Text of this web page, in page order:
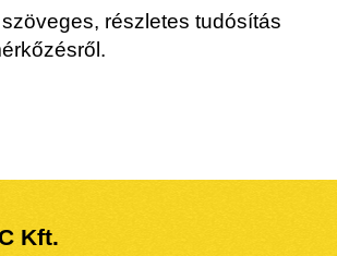
szöveges, részletes tudósítás
Kft.